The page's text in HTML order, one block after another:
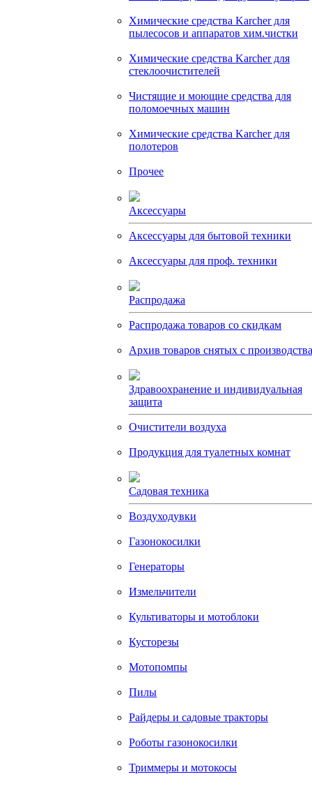
Химические средства Karcher для
пылесосов и аппаратов хим.чистки
Химические средства Karcher для
стеклоочистителей
Чистящие и моющие средства для
поломоечных машин
Химические средства Karcher для
полотеров
Прочее
Аксессуары
Аксессуары для бытовой техники
Аксессуары для проф. техники
Распродажа
Распродажа товаров со скидкам
Архив товаров снятых с производства
Здравоохранение и индивидуальная
защита
Очистители воздуха
Продукция для туалетных комнат
Садовая техника
Воздуходувки
Газонокосилки
Генераторы
Измельчители
Культиваторы и мотоблоки
Кусторезы
Мотопомпы
Пилы
Райдеры и садовые тракторы
Роботы газонокосилки
Триммеры и мотокосы